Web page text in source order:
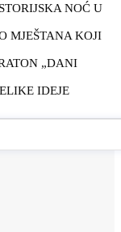
NOĆ U
MJEŠTANA KOJI
„DANI
IDEJE